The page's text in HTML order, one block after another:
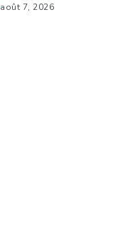
août 7, 2026